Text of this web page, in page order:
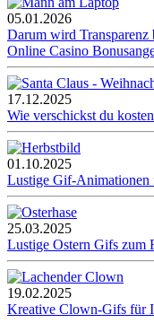
05.01.2026
Darum wird
Online Casino
17.12.2025
Wie verschickst du
01.10.2025
Lustige Gif-Animationen
25.03.2025
Lustige Ostern Gifs zum
19.02.2025
Kreative Clown-Gifs für